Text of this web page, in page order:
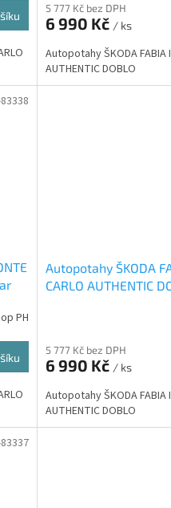
5 777 Kč bez DPH
6 990 Kč / ks
Autopotahy ŠKODA FABIA
AUTHENTIC DOBLO
PH
Autopotahy ŠKODA
CARLO AUTHENTIC
5 777 Kč bez DPH
6 990 Kč / ks
Autopotahy ŠKODA FABIA
AUTHENTIC DOBLO